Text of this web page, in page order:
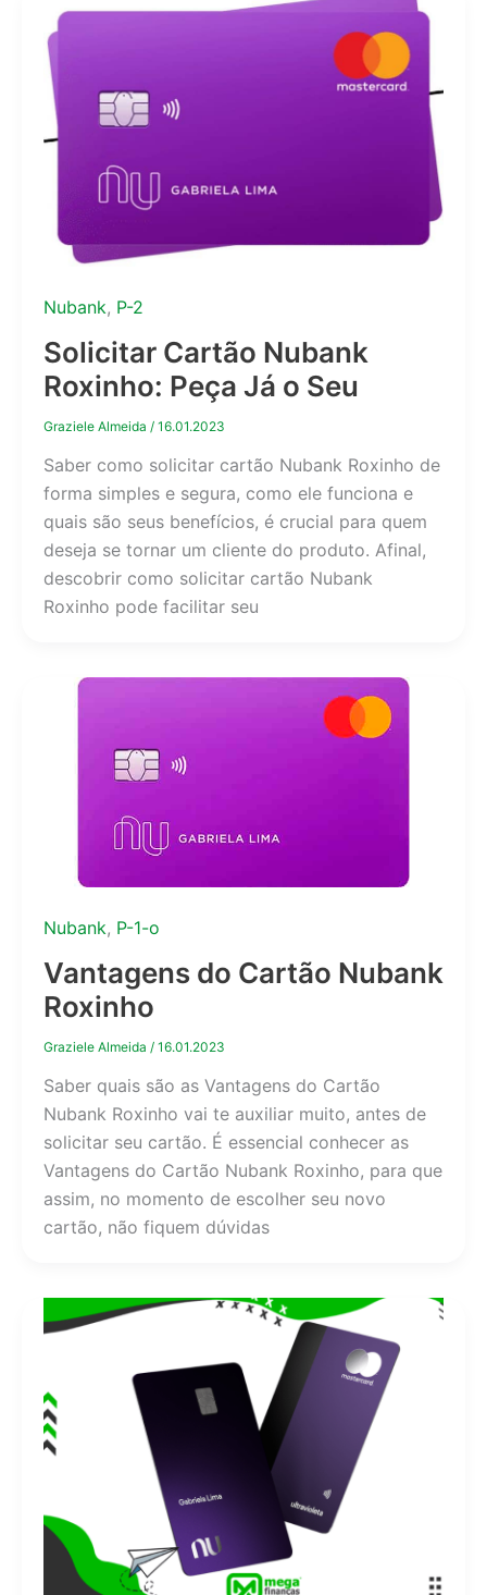
Nubank, P-2
Solicitar Cartão Nubank
Roxinho: Peça Já o Seu
Graziele Almeida / 16.01.2023
Saber como solicitar cartão Nubank Roxinho de
forma simples e segura, como ele funciona e
quais são seus benefícios, é crucial para quem
deseja se tornar um cliente do produto. Afinal,
descobrir como solicitar cartão Nubank
Roxinho pode facilitar seu
Nubank, P-1-o
Vantagens do Cartão Nubank
Roxinho
Graziele Almeida / 16.01.2023
Saber quais são as Vantagens do Cartão
Nubank Roxinho vai te auxiliar muito, antes de
solicitar seu cartão. É essencial conhecer as
Vantagens do Cartão Nubank Roxinho, para que
assim, no momento de escolher seu novo
cartão, não fiquem dúvidas